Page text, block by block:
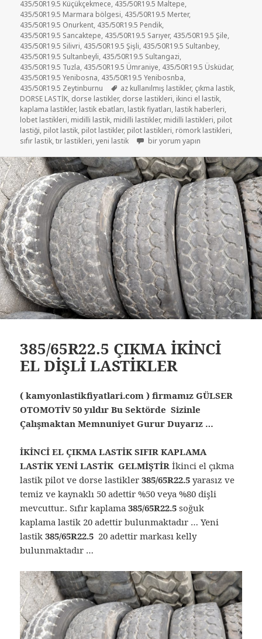
435/50R19.5 Küçükçekmece, 435/50R19.5 Maltepe,
435/50R19.5 Marmara bölgesi, 435/50R19.5 Merter,
435/50R19.5 Onurkent, 435/50R19.5 Pendik,
435/50R19.5 Sancaktepe, 435/50R19.5 Sarıyer, 435/50R19.5 Şile,
435/50R19.5 Silivri, 435/50R19.5 Şişli, 435/50R19.5 Sultanbey,
435/50R19.5 Sultanbeyli, 435/50R19.5 Sultangazi,
435/50R19.5 Tuzla, 435/50R19.5 Ümraniye, 435/50R19.5 Üsküdar,
435/50R19.5 Yenibosna, 435/50R19.5 Yenibosnba,
435/50R19.5 Zeytinburnu
Etiketler
az kullanılmış lastikler, çıkma lastik,
DORSE LASTİK, dorse lastikler, dorse lastikleri, ikinci el lastik,
kaplama lastikler, lastik ebatları, lastik fiyatları, lastik haberleri,
lobet lastikleri, midilli lastik, midilli lastikler, midilli lastikleri, pilot
lastiği, pilot lastik, pilot lastikler, pilot lastikleri, römork lastikleri,
sıfır lastik,tır lastikleri,yeni lastik 435/50R19.5 RÖMORK LASTİKLER
bir yorum yapın
385/65R22.5 ÇIKMA İKİNCİ
EL DİŞLİ LASTİKLER
( kamyonlastikfiyatlari.com ) firmamız GÜLSER
OTOMOTİV 50 yıldır Bu Sektörde Sizinle
Çalışmaktan Memnuniyet Gurur Duyarız …
İKİNCİ EL ÇIKMA LASTİK SIFIR KAPLAMA
LASTİK YENİ LASTİK GELMİŞTİRİkinci el çıkma
lastik pilot ve dorse lastikler 385/65R22.5yarasız ve
temiz ve kaynaklı 50 adettir %50 veya %80 dişli
mevcuttur.. Sıfır kaplama385/65R22.5soğuk
kaplama lastik 20 adettir bulunmaktadır … Yeni
lastik385/65R22.5 20 adettir markası kelly
bulunmaktadır …